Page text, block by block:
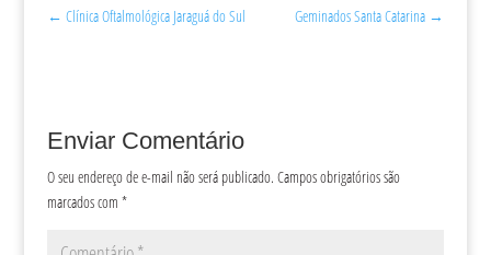
← Clínica Oftalmológica Jaraguá do Sul Geminados Santa Catarina →
Enviar Comentário
O seu endereço de e-mail não será publicado. Campos obrigatórios são
marcados com *